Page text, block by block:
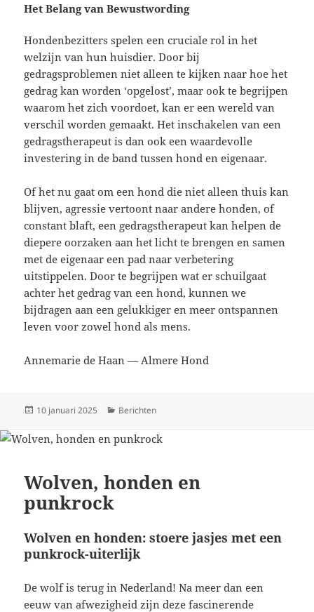
Het Belang van Bewustwording
Hondenbezitters spelen een cruciale rol in het
welzijn van hun huisdier. Door bij
gedragsproblemen niet alleen te kijken naar hoe het
gedrag kan worden ‘opgelost’, maar ook te begrijpen
waarom het zich voordoet, kan er een wereld van
verschil worden gemaakt. Het inschakelen van een
gedragstherapeut is dan ook een waardevolle
investering in de band tussen hond en eigenaar.
Of het nu gaat om een hond die niet alleen thuis kan
blijven, agressie vertoont naar andere honden, of
constant blaft, een gedragstherapeut kan helpen de
diepere oorzaken aan het licht te brengen en samen
met de eigenaar een pad naar verbetering
uitstippelen. Door te begrijpen wat er schuilgaat
achter het gedrag van een hond, kunnen we
bijdragen aan een gelukkiger en meer ontspannen
leven voor zowel hond als mens.
Annemarie de Haan — Almere Hond
Geplaatst
10 januari 2025 Categorieën
Berichten
Wolven, honden en
punkrock
Wolven en honden: stoere jasjes met een
punkrock-uiterlijk
De wolf is terug in Nederland! Na meer dan een
eeuw van afwezigheid zijn deze fascinerende